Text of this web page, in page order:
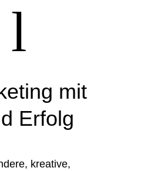
l
mit
Erfolg
kreative,